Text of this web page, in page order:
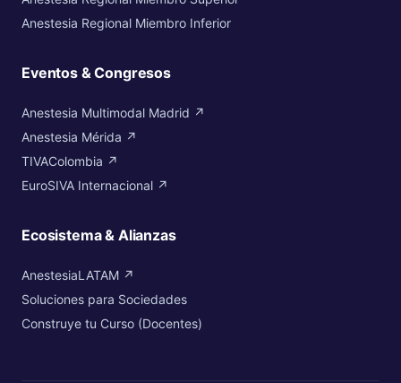
Anestesia Regional Miembro Inferior
Eventos & Congresos
Anestesia Multimodal Madrid ↗
Anestesia Mérida ↗
TIVAColombia ↗
EuroSIVA Internacional ↗
Ecosistema & Alianzas
AnestesiaLATAM ↗
Soluciones para Sociedades
Construye tu Curso (Docentes)